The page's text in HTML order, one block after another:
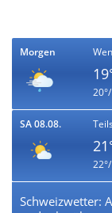
Morgen
SA 08.08.
Schweizwetter: